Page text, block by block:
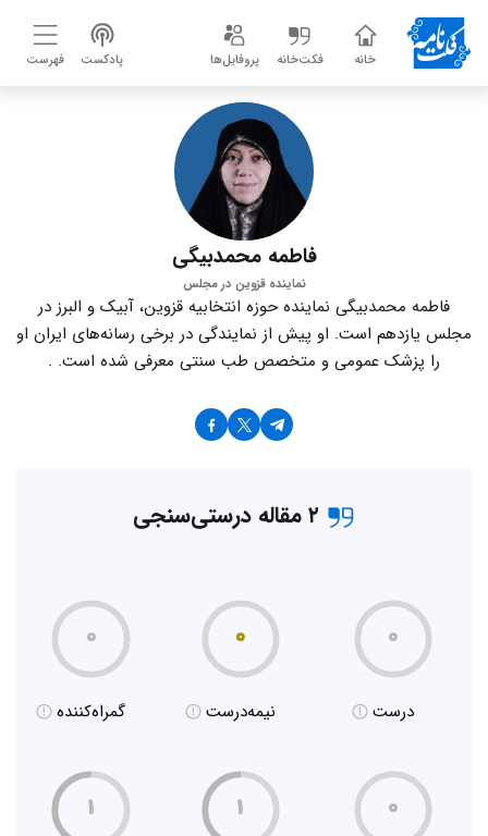
خانه فکت‌خانه پروفایل‌ها پادکست فهرست
فاطمه محمدبیگی
نماینده قزوین در مجلس
فاطمه محمدبیگی نماینده حوزه انتخابیه قزوین، آبیک و البرز در
مجلس یازدهم است. او پیش از نمایندگی در برخی رسانه‌های ایران او
را پزشک عمومی و متخصص طب سنتی معرفی شده است. .
۲ مقاله درستی‌سنجی
۰
درست
۰
نیمه‌درست
۰
گمراه‌کننده
۰ ۱ ۱